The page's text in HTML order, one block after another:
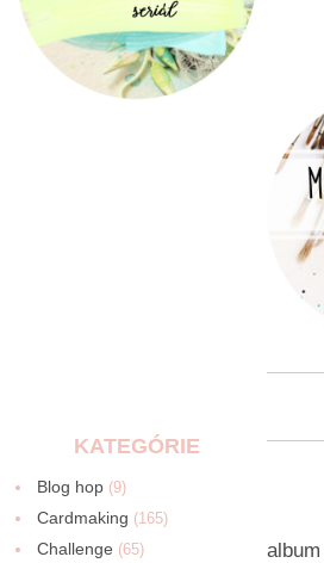
KATEGÓRIE
Blog hop (9)
Cardmaking (165)
Challenge (65) album